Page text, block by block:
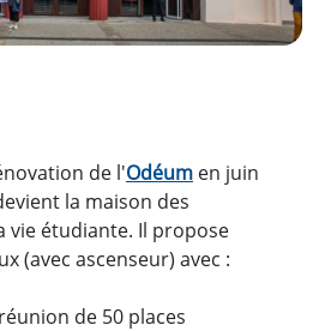
de l'Odéum en juin
la maison des
vie étudiante. Il propose
(avec ascenseur) avec :
de 50 places